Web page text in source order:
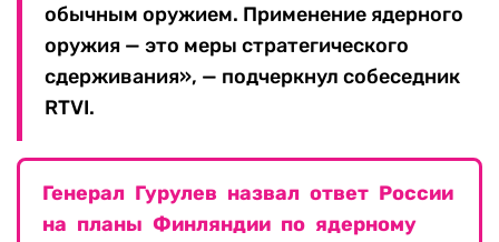
обычным оружием. Применение ядерного
оружия — это меры стратегического
сдерживания», — подчеркнул собеседник
RTVI.
Генерал Гурулев назвал ответ России
на планы Финляндии по ядерному